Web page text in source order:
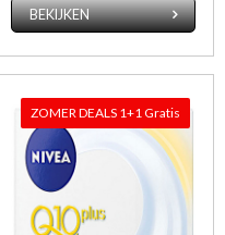
BEKIJKEN
ZOMER DEALS 1+1 Gratis